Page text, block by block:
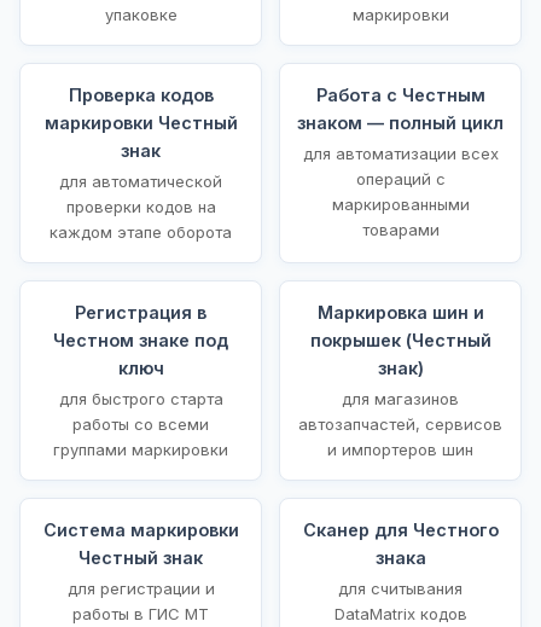
упаковке
маркировки
Проверка кодов
маркировки Честный
знак
для автоматической
проверки кодов на
каждом этапе оборота
Работа с Честным
знаком — полный цикл
для автоматизации всех
операций с
маркированными
товарами
Регистрация в
Честном знаке под
ключ
для быстрого старта
работы со всеми
группами маркировки
Маркировка шин и
покрышек (Честный
знак)
для магазинов
автозапчастей, сервисов
и импортеров шин
Система маркировки
Честный знак
для регистрации и
работы в ГИС МТ
Сканер для Честного
знака
для считывания
DataMatrix кодов